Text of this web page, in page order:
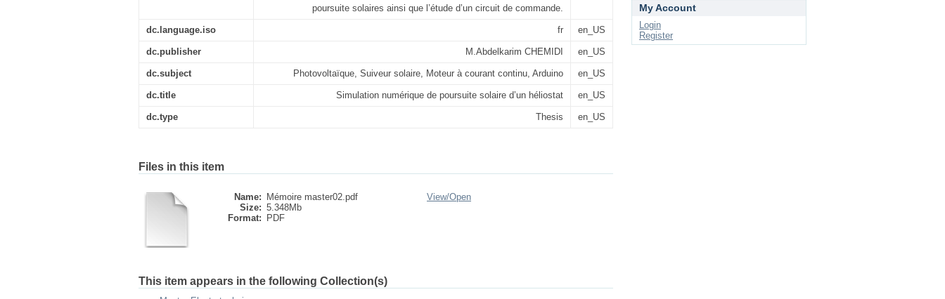
poursuite solaires ainsi que l’étude d’un circuit de commande.
dc.language.iso fr en_US
dc.publisher M.Abdelkarim CHEMIDI en_US
dc.subject Photovoltaïque, Suiveur solaire, Moteur à courant continu, Arduino en_US
dc.title Simulation numérique de poursuite solaire d’un héliostat en_US
dc.type Thesis en_US
Files in this item
Name:
Mémoire master02.pdf
Size: 5.348Mb
Format:
PDF
View/Open
This item appears in the following Collection(s)
My Account
Login
Register